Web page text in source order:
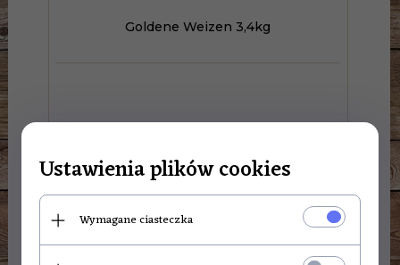
Goldene Weizen 3,4kg
Ustawienia plików cookies
Wymagane ciasteczka